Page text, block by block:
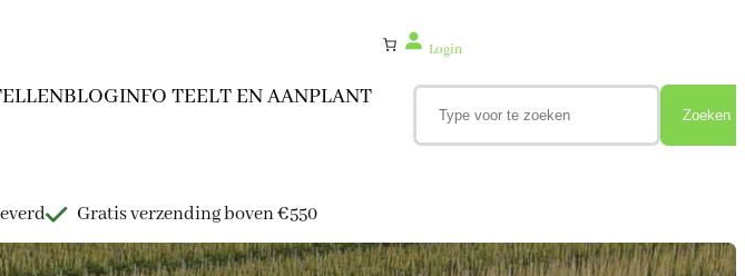
BLOGINFO TEELT EN AANPLANT
Login
Zoeken
Gratis verzending boven €550